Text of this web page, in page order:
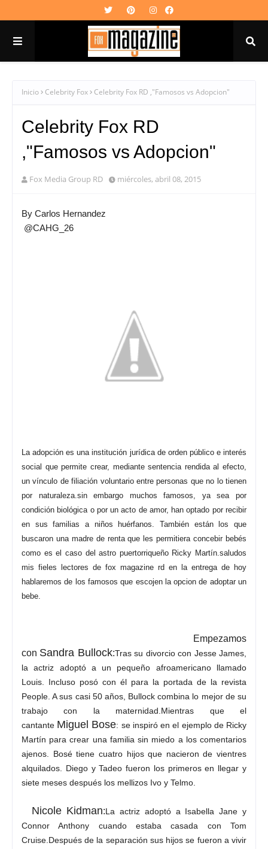
Inicio Celebrity Fox Celebrity Fox RD ,"Famosos vs Adopcion"
Celebrity Fox RD
,"Famosos vs Adopcion"
Fox Media Group RD miércoles, abril 08, 2015
By Carlos Hernandez
@CAHG_26
La adopción es una institución jurídica de orden público e interés
social que permite crear, mediante sentencia rendida al efecto,
un vínculo de filiación voluntario entre personas que no lo tienen
por naturaleza.sin embargo muchos famosos, ya sea por
condición biológica o por un acto de amor, han optado por recibir
en sus familias a niños huérfanos. También están los que
buscaron una madre de renta que les permitiera concebir bebés
como es el caso del astro puertorriqueño Ricky Martín.saludos
mis fieles lectores de fox magazine rd en la entrega de hoy
hablaremos de los famosos que escojen la opcion de adoptar un
bebe.
Empezamos
con Sandra Bullock:Tras su divorcio con Jesse James,
la actriz adoptó a un pequeño afroamericano llamado
Louis. Incluso posó con él para la portada de la revista
People. A sus casi 50 años, Bullock combina lo mejor de su
trabajo con la maternidad.Mientras que el
cantante Miguel Bose: se inspiró en el ejemplo de Ricky
Martín para crear una familia sin miedo a los comentarios
ajenos. Bosé tiene cuatro hijos que nacieron de vientres
alquilados. Diego y Tadeo fueron los primeros en llegar y
siete meses después los mellizos Ivo y Telmo.
Nicole Kidman: La actriz adoptó a Isabella Jane y
Connor Anthony cuando estaba casada con Tom
Cruise. Después de la separación sus hijos se fueron a vivir